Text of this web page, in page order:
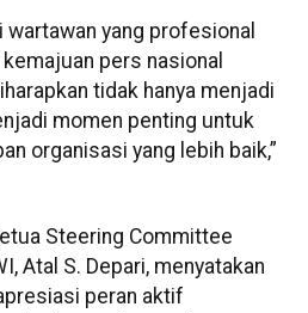
wartawan yang profesional
pers nasional
tidak hanya menjadi
momen penting untuk
organisasi yang lebih baik,”
Steering Committee
Atal S. Depari, menyatakan
peran aktif